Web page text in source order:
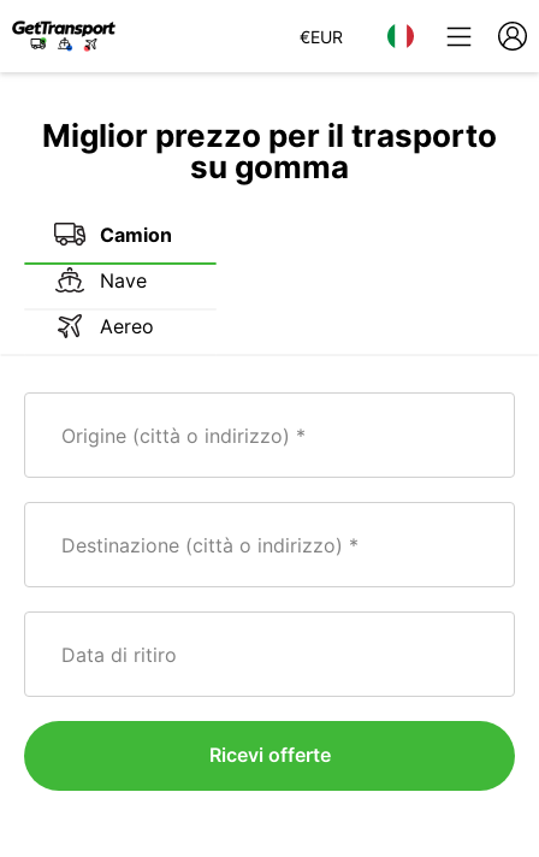
€EUR
Miglior prezzo per il trasporto
su gomma
Camion
Nave
Aereo
Origine (città o indirizzo)
Destinazione (città o indirizzo)
Data di ritiro
Ricevi offerte